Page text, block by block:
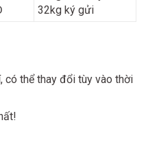
32kg ký gửi
có thể thay đổi tùy vào thời